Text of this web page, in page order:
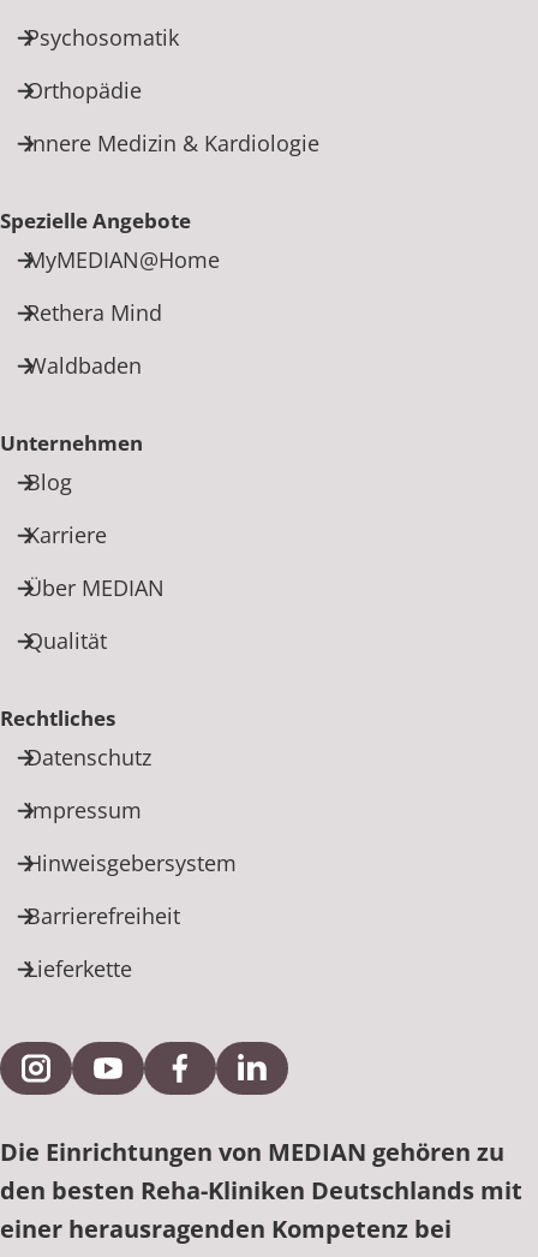
Psychosomatik
Orthopädie
Innere Medizin & Kardiologie
Spezielle Angebote
MyMEDIAN@Home
Rethera Mind
Waldbaden
Unternehmen
Blog
Karriere
Über MEDIAN
Qualität
Rechtliches
Datenschutz
Impressum
Hinweisgebersystem
Barrierefreiheit
Lieferkette
Externe Verlinkung zu Instagram
Externe Verlinkung zu YouTube
Externe Verlinkung zu Facebook
Externe Verlinkung zu
Die Einrichtungen von MEDIAN gehören zu
den besten Reha-Kliniken Deutschlands mit
einer herausragenden Kompetenz bei